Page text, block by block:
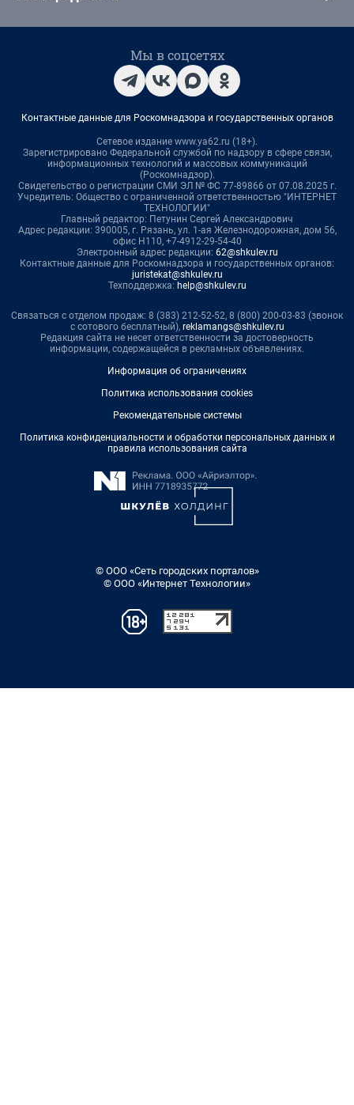
Мы в соцсетях
Контактные данные для Роскомнадзора и государственных органов
Сетевое издание www.ya62.ru (18+).
Зарегистрировано Федеральной службой по надзору в сфере связи,
информационных технологий и массовых коммуникаций
(Роскомнадзор).
Свидетельство о регистрации СМИ ЭЛ № ФС 77-89866 от 07.08.2025 г.
Учредитель: Общество с ограниченной ответственностью "ИНТЕРНЕТ
ТЕХНОЛОГИИ"
Главный редактор: Петунин Сергей Александрович
Адрес редакции: 390005, г. Рязань, ул. 1-ая Железнодорожная, дом 56,
офис Н110, +7-4912-29-54-40
Электронный адрес редакции: 62@shkulev.ru
Контактные данные для Роскомнадзора и государственных органов:
juristekat@shkulev.ru
Техподдержка: help@shkulev.ru
Связаться с отделом продаж: 8 (383) 212-52-52, 8 (800) 200-03-83 (звонок
с сотового бесплатный), reklamangs@shkulev.ru
Редакция сайта не несет ответственности за достоверность
информации, содержащейся в рекламных объявлениях.
Информация об ограничениях
Политика использования cookies
Рекомендательные системы
Политика конфиденциальности и обработки персональных данных и
правила использования сайта
© ООО «Сеть городских порталов»
© ООО «Интернет Технологии»